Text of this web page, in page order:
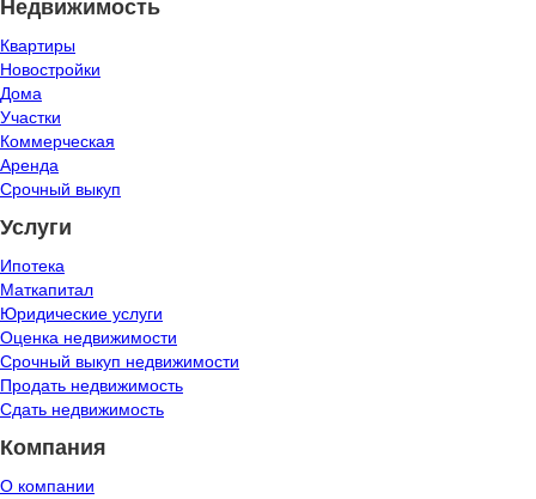
Недвижимость
Квартиры
Новостройки
Дома
Участки
Коммерческая
Аренда
Срочный выкуп
Услуги
Ипотека
Маткапитал
Юридические услуги
Оценка недвижимости
Срочный выкуп недвижимости
Продать недвижимость
Сдать недвижимость
Компания
О компании